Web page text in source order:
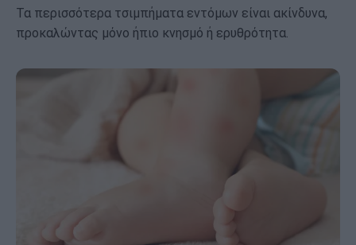
Τα περισσότερα τσιμπήματα εντόμων είναι ακίνδυνα,
προκαλώντας μόνο ήπιο κνησμό ή ερυθρότητα.